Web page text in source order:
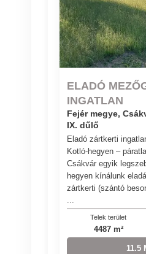
ELADÓ
INGATLAN
Fejér megye,
IX. dűlő
Eladó zártkerti
Kotló-hegyen –
Csákvár egyik
hegyen kínálunk
zártkerti (szántó
Telek terület
4487 m²
11.5